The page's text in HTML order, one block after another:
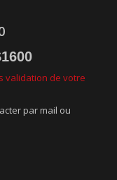
validation de votre
par mail ou